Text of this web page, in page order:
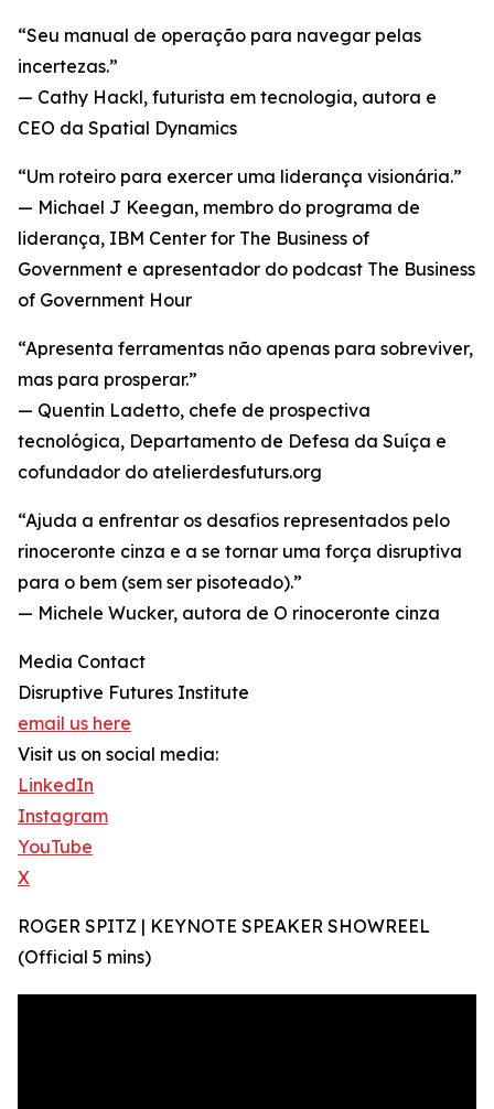
“Seu manual de operação para navegar pelas
incertezas.”
— Cathy Hackl, futurista em tecnologia, autora e
CEO da Spatial Dynamics
“Um roteiro para exercer uma liderança visionária.”
— Michael J Keegan, membro do programa de
liderança, IBM Center for The Business of
Government e apresentador do podcast The Business
of Government Hour
“Apresenta ferramentas não apenas para sobreviver,
mas para prosperar.”
— Quentin Ladetto, chefe de prospectiva
tecnológica, Departamento de Defesa da Suíça e
cofundador do atelierdesfuturs.org
“Ajuda a enfrentar os desafios representados pelo
rinoceronte cinza e a se tornar uma força disruptiva
para o bem (sem ser pisoteado).”
— Michele Wucker, autora de O rinoceronte cinza
Media Contact
Disruptive Futures Institute
email us here
Visit us on social media:
LinkedIn
Instagram
YouTube
X
ROGER SPITZ | KEYNOTE SPEAKER SHOWREEL
(Official 5 mins)